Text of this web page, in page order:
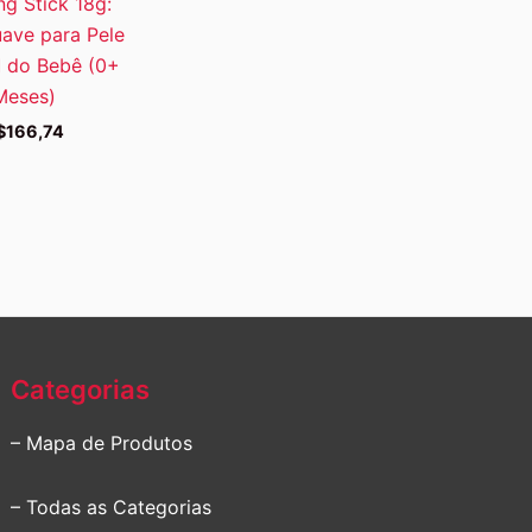
para Pele
do Bebê (0+
166,74
Categorias
– Mapa de Produtos
– Todas as Categorias